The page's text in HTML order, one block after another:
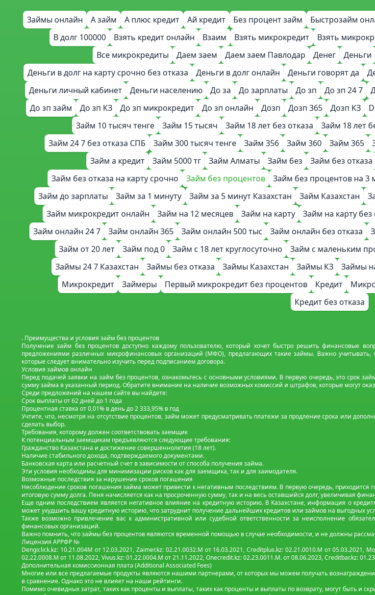
Займы онлайн А займ А плюс кредит Ай кредит Без процент займ Быстрозайм
В долг 100000
Взять кредит онлайн Взаим Взять микрокредит Взять
Все микрокредиты
Даем заем Даем заем Павлодар Денег Деньги
Деньги в долг на карту срочно без отказа
Деньги в долг онлайн Деньги говорят да
Деньги личный кабинет
Деньги населению До за До зарплаты До зп До зп 24 7
До зп займ
До зп КЗ До зп микрокредит До зп онлайн Дозп Дозп 365 Дозп КЗ
Займ 10 тысяч тенге
Займ 15 тысяч Займ 18 лет без отказа Займ 18 лет
Займ 24 7 без отказа СПБ
Займ 300 тысяч тенге Займ 356 Займ 360 Займ 365
Займ а кредит
Займ 5000 тг Займ Алматы Займ без Займ без отказа
Займ без отказа на карту срочно
Займ без процентов Займ без процентов на 3
Займ до зарплаты
Займ за 1 минуту Займ за 5 минут Казахстан Займ Казахстан
Займ микрокредит онлайн
Займ на 12 месяцев Займ на карту Займ на карту без
Займ онлайн 24 7
Займ онлайн 365 Займ онлайн 500 тыс Займ онлайн без отказа
Займ от 20 лет
Займ под 0 Займ с 18 лет круглосуточно Займ с маленьким
Займы 24 7 Казахстан
Займы без отказа Займы Казахстан Займы КЗ Займы
Микрокредит
Займеры Первый микрокредит без процентов Кредит
Кредит без отказа
. Преимущества и условия займ без процентов
Получение займ без процентов доступно каждому пользователю, который хочет быстро решить финансовые
предложениями различных микрофинансовых организаций (МФО), предлагающих такие займы. Важно учитывать,
которые следует внимательно изучить перед подписанием договора.
Условия займов онлайн
Перед подачей заявки на займ без процентов, ознакомьтесь с основными условиями. В первую очередь, это срок
сумму займа в указанный период. Обратите внимание на наличие возможных комиссий и штрафов, которые могут
Среди предложений на нашем сайте вы найдете:
Срок выплаты от 62 дней до 1 года
Процентная ставка от 0,01% в день до 2 333,95% в год
Учтите, что, несмотря на отсутствие процентов, займ может предусматривать платежи за продление срока или
сделать выбор.
Требования, которому должен соответствовать заемщик
К потенциальным заемщикам предъявляются следующие требования:
Гражданство Казахстана и достижение совершеннолетия (18 лет).
Наличие стабильного дохода, подтверждаемого документами.
Банковская карта или расчетный счет в зависимости от способа получения займа.
Эти условия необходимы для минимизации рисков как для заемщика, так и для заимодателя.
Возможные последствия за нарушение сроков погашения
Несоблюдение сроков погашения займа может привести к негативным последствиям. В первую очередь,
итоговую сумму долга. Пеня начисляется как на просроченную сумму, так и на весь оставшийся долг, увеличивая
Еще одним последствием является негативное влияние на кредитную историю. В Казахстане, информация о
может ухудшить вашу кредитную историю, что затруднит получение дальнейших кредитов или займов на выгодных
Также возможно привлечение вас к административной или судебной ответственности за неисполнение
финансовых организаций.
Важно помнить, что займы без процентов являются временной помощью в случае необходимости, и не должны
Лицензия АРРФР №
Dengiclick.kz: 10.21.004М от 12.03.2021, Zaimer.kz: 02.21.0032.М от 16.03.2021, Creditplus.kz: 02.21.0010.M от 05.03.2021,
02.22.0008.М от 11.08.2022, Vivus.kz: 01.22.0004.M от 21.11.2022, Onecredit.kz: 02.23.0011.M. от 08.06.2023, Creditbar.kz:
Дополнительная комиссионная плата (Additional Associated Fees)
Многие или все предлагаемые продукты являются нашими партнерами, от которых мы можем получать
в сравнение. Однако это не влияет на наши рейтинги.
Помимо очевидных затрат, таких как проценты и выплаты, таких как проценты и выплаты по возврату, могут быть и